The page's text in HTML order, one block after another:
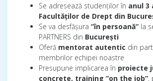
Se adresează studenților în anul 3
Facultăților de Drept din
Se va desfășura ”în persoană” la
PARTNERS din București
Oferă mentorat autentic din
membrilor echipei noastre
Presupune implicarea în proiecte
concrete, training ”on the job”,